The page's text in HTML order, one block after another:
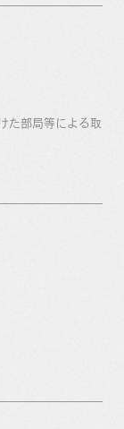
た部局等による取